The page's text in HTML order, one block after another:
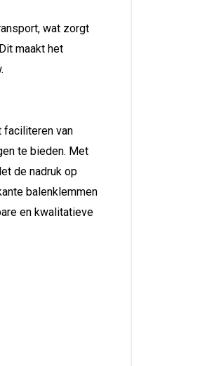
wat zorgt
maakt het
faciliteren van
te bieden. Met
de nadruk op
balenklemmen
en kwalitatieve